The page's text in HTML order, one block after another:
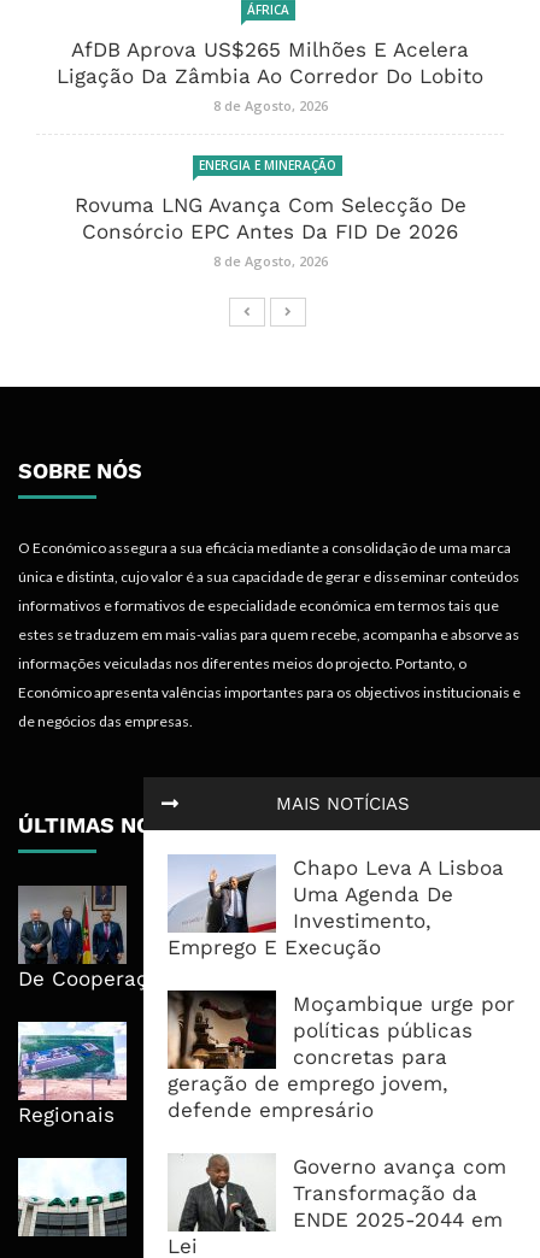
MAIS NOTÍCIAS
Chapo Leva A Lisboa
Uma Agenda De
Investimento,
Emprego E Execução
Moçambique urge por
políticas públicas
concretas para
geração de emprego jovem,
defende empresário
Governo avança com
Transformação da
ENDE 2025-2044 em
Lei
ÁFRICA
AfDB Aprova US$265 Milhões E Acelera
Ligação Da Zâmbia Ao Corredor Do Lobito
8 de Agosto, 2026
ENERGIA E MINERAÇÃO
Rovuma LNG Avança Com Selecção De
Consórcio EPC Antes Da FID De 2026
8 de Agosto, 2026
SOBRE NÓS
O Económico assegura a sua eficácia mediante a consolidação de uma marca
única e distinta, cujo valor é a sua capacidade de gerar e disseminar conteúdos
informativos e formativos de especialidade económica em termos tais que
estes se traduzem em mais-valias para quem recebe, acompanha e absorve as
informações veiculadas nos diferentes meios do projecto. Portanto, o
Económico apresenta valências importantes para os objectivos institucionais e
de negócios das empresas.
ÚLTIMAS NOTÍCIAS
Moçambique E ECA Colocam
Emprego, Industrialização E
Execução No Centro Da Nova Agenda
De Cooperação
Nova Capacidade Cimenteira Coloca
Moçambique No Caminho Da Auto-
Suficiência E Das Exportações
Regionais
AfDB Aprova US$265 Milhões E
Acelera Ligação Da Zâmbia Ao
Corredor Do Lobito